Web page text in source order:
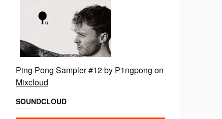
Ping Pong Sampler #12by P1ngpong on
Mixcloud
SOUNDCLOUD